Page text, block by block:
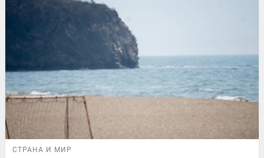
СТРАНА И МИР